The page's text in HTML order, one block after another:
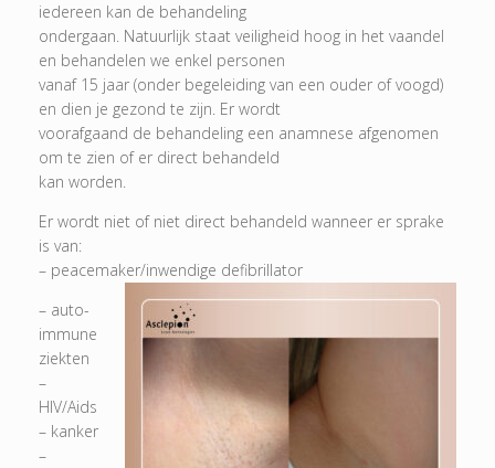
iedereen kan de behandeling
ondergaan. Natuurlijk staat veiligheid hoog in het vaandel
en behandelen we enkel personen
vanaf 15 jaar (onder begeleiding van een ouder of voogd)
en dien je gezond te zijn. Er wordt
voorafgaand de behandeling een anamnese afgenomen
om te zien of er direct behandeld
kan worden.
Er wordt niet of niet direct behandeld wanneer er sprake
is van:
– peacemaker/inwendige defibrillator
– auto-
immune
ziekten
–
HIV/Aids
– kanker
–